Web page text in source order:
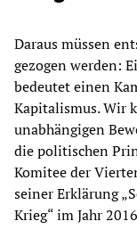
Daraus müssen
gezogen werden:
bedeutet einen
Kapitalismus. Wir
unabhängigen
die politischen
Komitee der
seiner Erklärung
Krieg“ im Jahr